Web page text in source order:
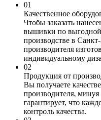
01
Качественное
Чтобы заказать
вышивки по выгодной
производстве в
производителя
индивидуальному
02
Продукция от
Вы получаете
производителя,
гарантирует, что
контроль качества.